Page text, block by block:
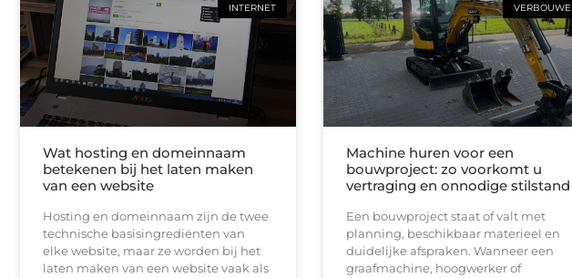
INTERNET
Wat hosting en domeinnaam
betekenen bij het laten maken
van een website
Hosting en domeinnaam zijn de twee
technische basisingrediënten van
elke website, maar ze worden bij het
laten maken van een website vaak als
Machine huren voor een
bouwproject: zo voorkomt u
vertraging en onnodige stilstand
Een bouwproject staat of valt met
planning, beschikbaar materieel en
duidelijke afspraken. Wanneer een
graafmachine, hoogwerker of